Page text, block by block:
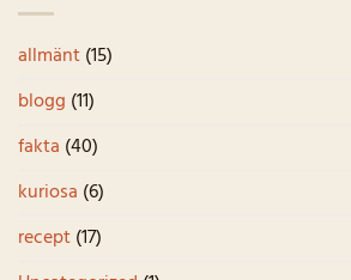
allmänt(15)
blogg (11)
fakta (40)
kuriosa (6)
recept(17)